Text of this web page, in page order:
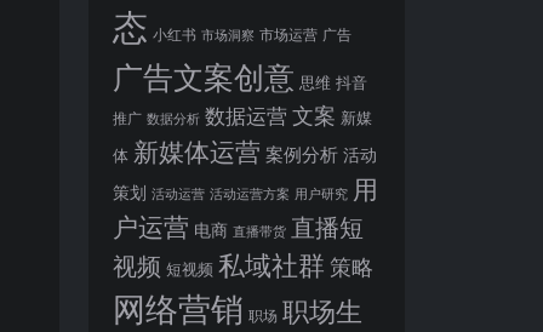
态 小红书 市场洞察 市场运营 广告
广告文案创意 思维 抖音
推广 数据分析 数据运营 文案 新媒
体 新媒体运营 案例分析 活动
策划 活动运营 活动运营方案 用户研究 用
户运营 电商 直播带货 直播短
视频 短视频 私域社群 策略
网络营销 职场 职场生